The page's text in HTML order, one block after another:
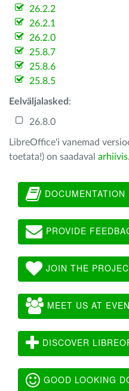
26.2.2
26.2.1
26.2.0
25.8.7
25.8.6
25.8.5
Eelväljalasked :
26.8.0
LibreOffice'i vanemad
toetata!) on saadaval arhiivis.
DOCUMENTATION
PROVIDE
JOIN THE
MEET US AT
DISCOVER
GOOD LOOKING